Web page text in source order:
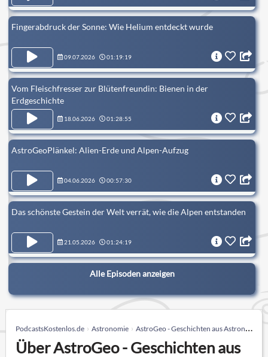
Fingerabdruck der Sonne: Wie Helium entdeckt wurde
09.07.2026 01:19:19
Vom Fleischfresser zur Blütenfreundin: Bienen in der
Erdgeschichte
18.06.2026 01:28:55
AstroGeoPlänkel: Alien-Erde und Alpen-Aufzug
04.06.2026 00:57:30
Das schönste Gestein der Welt verrät, wie die Alpen entstanden
21.05.2026 01:24:19
Alle Episoden anzeigen
PodcastsKostenlos.de Astronomie AstroGeo - Geschichten aus Astronomie und Geologie
Über AstroGeo - Geschichten aus